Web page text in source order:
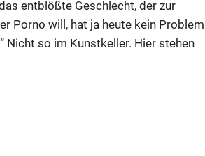
entblößte Geschlecht, der zur
Porno will, hat ja heute kein Problem
Nicht so im Kunstkeller. Hier stehen